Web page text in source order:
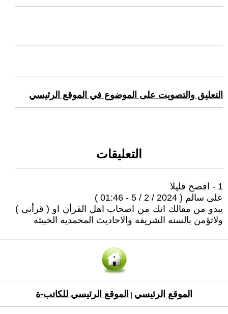
التعليق والتصويت على الموضوع في الموقع الرئيسي
التعليقات
1 - افصح قليلا
على سالم ( 2024 / 2 / 5 - 01:46 )
يبدو من مقالك انك من اصحاب اهل القرأن او ( قرأنى )
ولاتؤمن بالسنه الشريفه والاحاديث المحمديه الخبيثه
الموقع الرئيسي الموقع الرئيسي للكاتب-ة